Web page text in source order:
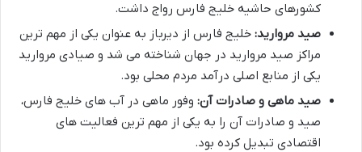
کشورهای حاشیه خلیج فارس رواج داشت.
صید مروارید: خلیج فارس از دیرباز به عنوان یکی از مهم ترین
مراکز صید مروارید در جهان شناخته می شد و صیادی مروارید
یکی از منابع اصلی درآمد مردم محلی بود.
صید ماهی و صادرات آن: وفور ماهی در آب های خلیج فارس،
صید و صادرات آن را به یکی از مهم ترین فعالیت های
اقتصادی تبدیل کرده بود.